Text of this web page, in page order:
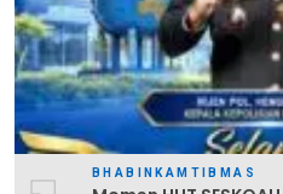
BHABINKAMTIBMAS